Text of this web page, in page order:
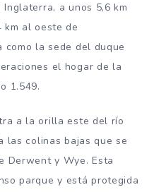
a unos 5,6 km
al oeste de
como la sede del duque
el hogar de la
1.549.
a la orilla este del río
las colinas bajas que se
Derwent y Wye. Esta
parque y está protegida